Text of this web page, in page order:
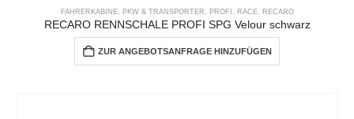
FAHRERKABINE, PKW & TRANSPORTER PROFI RACE, RECARO
RECARO RENNSCHALE PROFI SPG Velour schwarz
ZUR ANGEBOTSANFRAGE HINZUFÜGEN